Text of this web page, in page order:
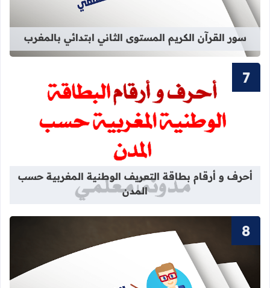
سور القرآن الكريم المستوى الثاني ابتدائي بالمغرب
قراءة المزيد عن أحرف و أرقام
أحرف و أرقام بطاقة التعريف الوطنية المغربية حسب
المدن